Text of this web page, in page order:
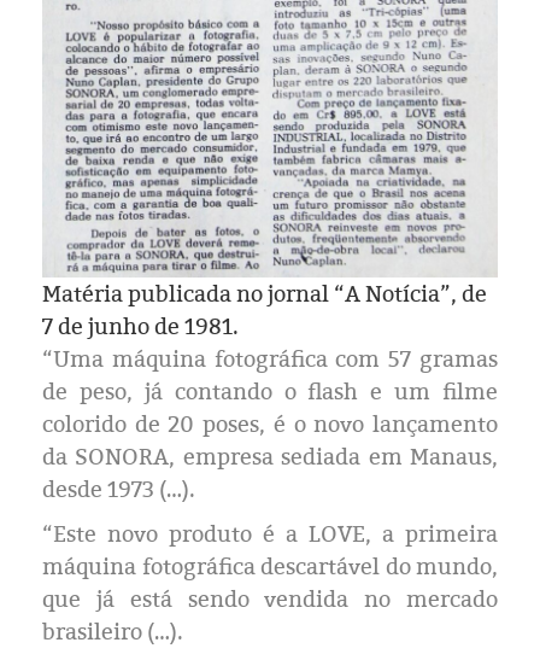
Matéria publicada no jornal “A Notícia”, de
7 de junho de 1981.
“Uma máquina fotográfica com 57 gramas
de peso, já contando o flash e um filme
colorido de 20 poses, é o novo lançamento
da SONORA, empresa sediada em Manaus,
desde 1973 (…).
“Este novo produto é a LOVE, a primeira
máquina fotográfica descartável do mundo,
que já está sendo vendida no mercado
brasileiro (…).